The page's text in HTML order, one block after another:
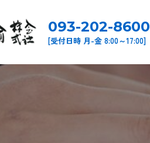
093-202-8600
[受付日時 月-金 8:00～17:00]